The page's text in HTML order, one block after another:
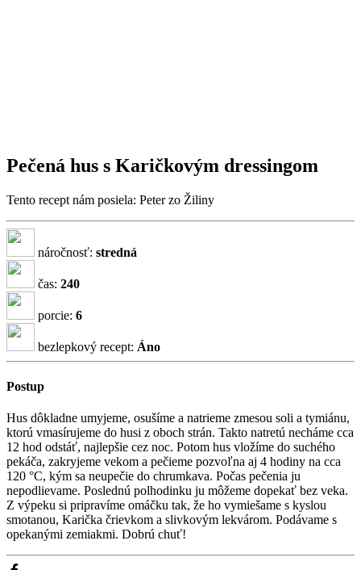
Pečená hus s Karičkovým dressingom
Tento recept nám posiela: Peter zo Žiliny
náročnosť: stredná
čas: 240
porcie: 6
bezlepkový recept: Áno
Postup
Hus dôkladne umyjeme, osušíme a natrieme zmesou soli a tymiánu,
ktorú vmasírujeme do husi z oboch strán. Takto natretú necháme cca
12 hod odstáť, najlepšie cez noc. Potom hus vložíme do suchého
pekáča, zakryjeme vekom a pečieme pozvoľna aj 4 hodiny na cca
120 °C, kým sa neupečie do chrumkava. Počas pečenia ju
nepodlievame. Poslednú polhodinku ju môžeme dopekať bez veka.
Z výpeku si pripravíme omáčku tak, že ho vymiešame s kyslou
smotanou, Karička črievkom a slivkovým lekvárom. Podávame s
opekanými zemiakmi. Dobrú chuť!